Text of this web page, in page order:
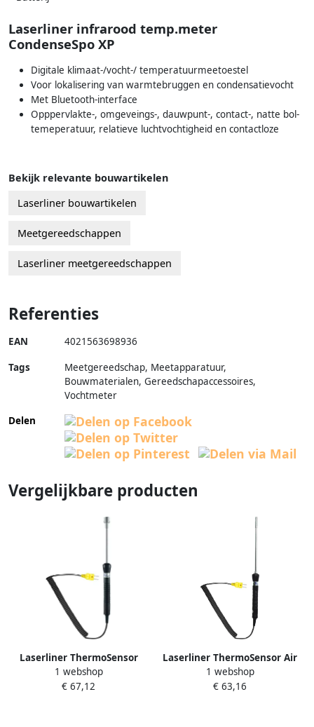
Laserliner infrarood temp.meter
CondenseSpo XP
Digitale klimaat-/vocht-/ temperatuurmeetoestel
Voor lokalisering van warmtebruggen en condensatievocht
Met Bluetooth-interface
Opppervlakte-, omgeveings-, dauwpunt-, contact-, natte bol-
temeperatuur, relatieve luchtvochtigheid en contactloze
Bekijk relevante bouwartikelen
Laserliner bouwartikelen
Meetgereedschappen
Laserliner meetgereedschappen
Referenties
EAN 4021563698936
Tags
Meetgereedschap, Meetapparatuur,
Bouwmaterialen, Gereedschapaccessoires,
Vochtmeter
Delen
Vergelijkbare producten
Laserliner ThermoSensor
Touch K-type-
temperatuurvoeler 082.437A
1 webshop
€ 67,12
Laserliner ThermoSensor Air
K-type-temperatuursensor
082.435A
1 webshop
€ 63,16